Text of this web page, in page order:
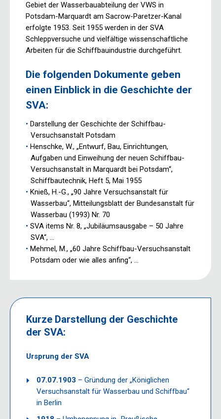
Gebiet der Wasserbauabteilung der VWS in
Potsdam-Marquardt am Sacrow-Paretzer-Kanal
erfolgte 1953. Seit 1955 werden in der SVA
Schleppversuche und vielfältige wissenschaftliche
Arbeiten für die Schiffbauindustrie durchgeführt.
Die folgenden Dokumente geben
einen Einblick in die Geschichte der
SVA:
Darstellung der Geschichte der Schiffbau-
Versuchsanstalt Potsdam
Henschke, W., „Entwurf, Bau, Einrichtungen,
Aufgaben und Einweihung der neuen Schiffbau-
Versuchsanstalt in Marquardt bei Potsdam“,
Schiffbautechnik, Heft 5, Mai 1955
Knieß, H.-G., „90 Jahre Versuchsanstalt für
Wasserbau“, Mitteilungsblatt der Bundesanstalt für
Wasserbau (1993) Nr. 70
SVA items Nr. 8, „Jubiläumsausgabe – 50 Jahre
SVA“, …
Mehmel, M., „60 Jahre Schiffbau-Versuchsanstalt
Potsdam oder wie alles anfing“, …
Kurze Darstellung der Geschichte
der SVA:
Ursprung der SVA
07.07.1903 – Gründung der „Königlichen
Versuchsanstalt für Wasserbau und Schiffbau“
in Berlin